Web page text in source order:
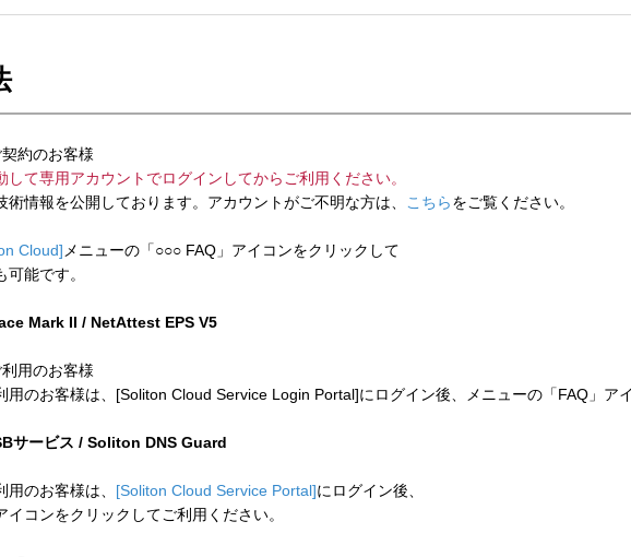
約のお客様
して専用アカウントでログインしてからご利用ください。
情報を公開しております。アカウントがご不明な方は、
こちらをご覧ください。
Cloud] メニューの「○○○ FAQ」アイコンをクリックして
能です。
Mark II / NetAttest EPS V5
用のお客様
のお客様は、[Soliton Cloud Service Login Portal]にログイン後、メニューの「FAQ」ア
サービス / Soliton DNS Guard
のお客様は、 [Soliton Cloud Service Portal]にログイン後、
コンをクリックしてご利用ください。